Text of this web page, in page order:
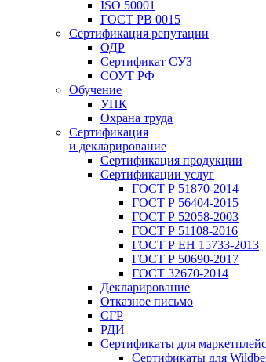
ISO 50001
ГОСТ РВ 0015
Сертификация репутации
ОДР
Сертификат СУЗ
СОУТ РФ
Обучение
УПК
Охрана труда
Сертификация
и декларирование
Сертификация продукции
Сертификации услуг
ГОСТ Р 51870-2014
ГОСТ Р 56404-2015
ГОСТ Р 52058-2003
ГОСТ Р 51108-2016
ГОСТ Р ЕН 15733-2013
ГОСТ Р 50690-2017
ГОСТ 32670-2014
Декларирование
Отказное письмо
СГР
РДИ
Сертификаты для
Сертификаты для